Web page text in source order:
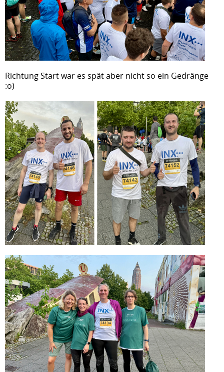
Richtung Start war es spät aber nicht so ein Gedränge
:o)